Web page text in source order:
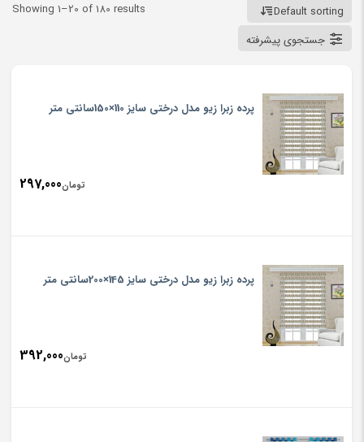
Showing 1–20 of 180 results
Default sorting
جستجوی پیشرفته
پرده زبرا زیو مدل درختی سایز 110×150سانتی متر
تومان297,000
پرده زبرا زیو مدل درختی سایز 145×200سانتی متر
تومان392,000